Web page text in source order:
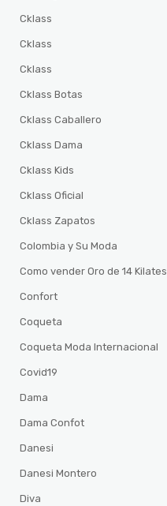
Cklass
Cklass
Cklass
Cklass Botas
Cklass Caballero
Cklass Dama
Cklass Kids
Cklass Oficial
Cklass Zapatos
Colombia y Su Moda
Como vender Oro de 14 Kilates
Confort
Coqueta
Coqueta Moda Internacional
Covid19
Dama
Dama Confot
Danesi
Danesi Montero
Diva